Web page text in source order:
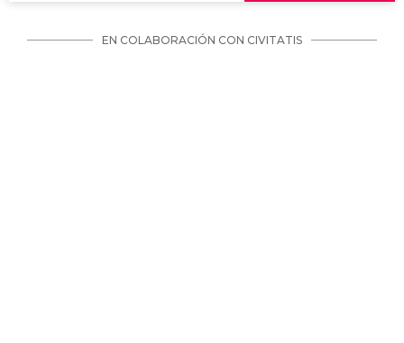
EN COLABORACIÓN CON CIVITATIS